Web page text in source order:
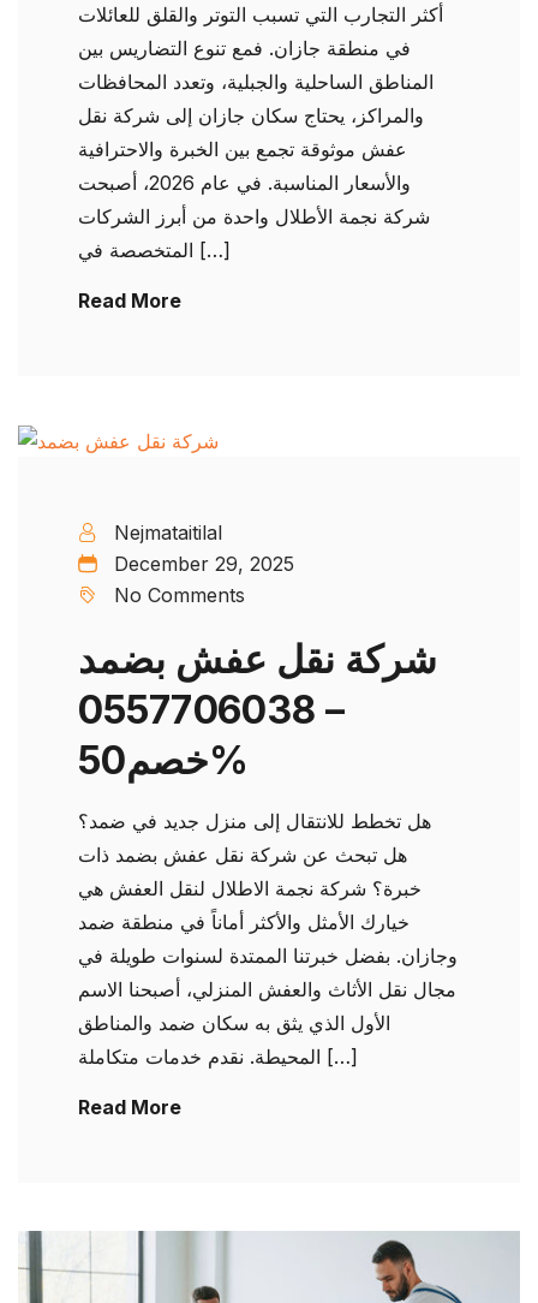
أكثر التجارب التي تسبب التوتر والقلق للعائلات
في منطقة جازان. فمع تنوع التضاريس بين
المناطق الساحلية والجبلية، وتعدد المحافظات
والمراكز، يحتاج سكان جازان إلى شركة نقل
عفش موثوقة تجمع بين الخبرة والاحترافية
والأسعار المناسبة. في عام 2026، أصبحت
شركة نجمة الأطلال واحدة من أبرز الشركات
المتخصصة في […]
Read More
Nejmataitilal
December 29, 2025
No Comments
شركة نقل عفش بضمد
– 0557706038
خصم50%
هل تخطط للانتقال إلى منزل جديد في ضمد؟
هل تبحث عن شركة نقل عفش بضمد ذات
خبرة؟ شركة نجمة الاطلال لنقل العفش هي
خيارك الأمثل والأكثر أماناً في منطقة ضمد
وجازان. بفضل خبرتنا الممتدة لسنوات طويلة في
مجال نقل الأثاث والعفش المنزلي، أصبحنا الاسم
الأول الذي يثق به سكان ضمد والمناطق
المحيطة. نقدم خدمات متكاملة […]
Read More